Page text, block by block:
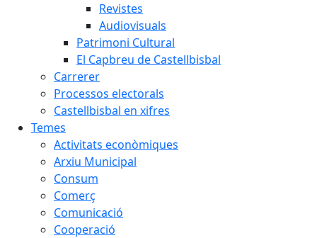
Revistes
Audiovisuals
Patrimoni Cultural
El Capbreu de Castellbisbal
Carrerer
Processos electorals
Castellbisbal en xifres
Temes
Activitats econòmiques
Arxiu Municipal
Consum
Comerç
Comunicació
Cooperació